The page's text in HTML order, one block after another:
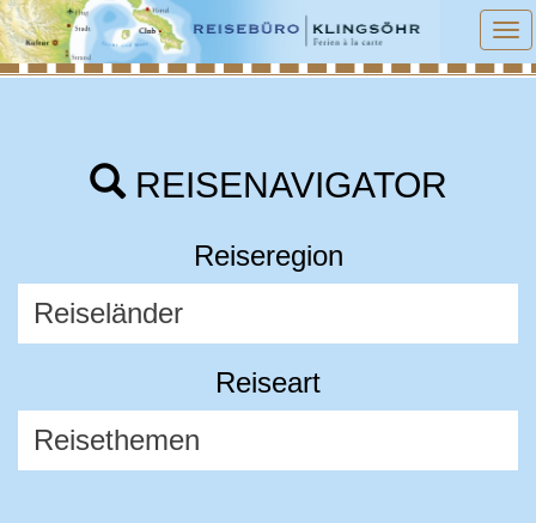
REISENAVIGATOR
Reiseregion
Reiseart